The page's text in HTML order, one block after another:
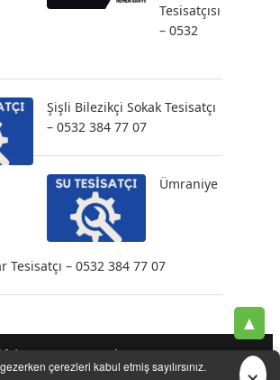
Tesisatçısı
– 0532
Şişli Bilezikçi Sokak Tesisatçı
– 0532 384 77 07
Ümraniye
Tesisatçı – 0532 384 77 07
çerezleri kabul etmiş sayılırsınız.
▲
|- - - Klozet
Tespiti-Su Tesisatçı-Su Tesisat Hizmetleri-